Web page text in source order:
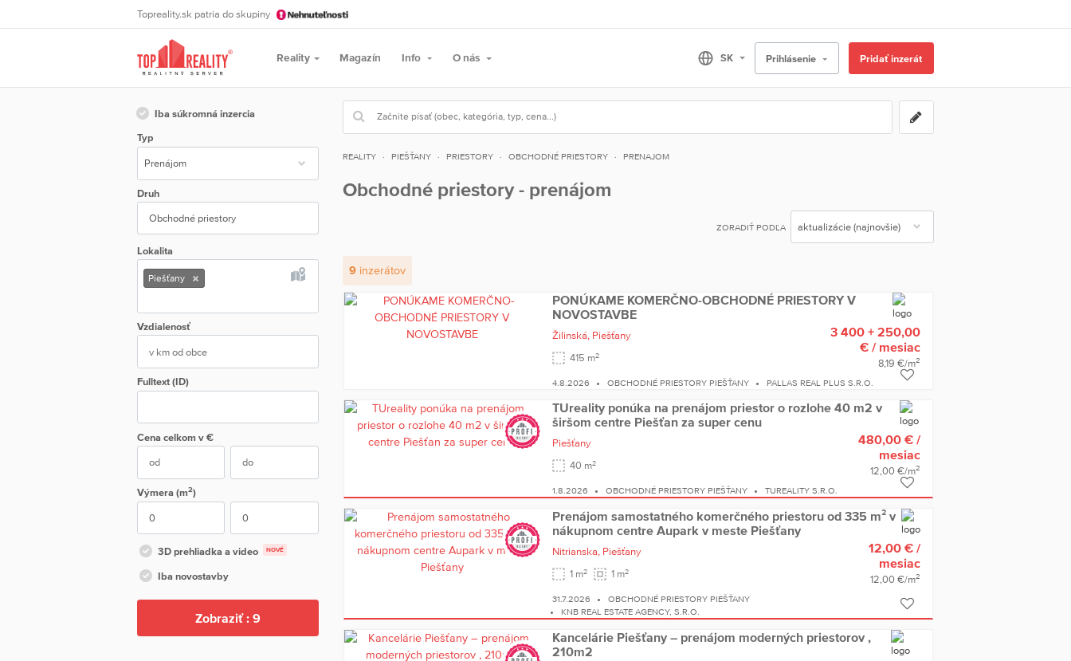
Topreality.sk patria do skupiny
Reality Magazín Info O nás Prihlásenie Pridať inzerát
Iba súkromná inzercia
Typ
Druh
Obchodné priestory
Lokalita
Piešťany
Vzdialenosť
Fulltext (ID)
Cena celkom v €
Výmera (m2)
3D prehliadka a video NOVÉ
Iba novostavby
Zobraziť : 9
REALITY PIEŠŤANY PRIESTORY OBCHODNÉ PRIESTORY PRENAJOM
Obchodné priestory - prenájom
ZORADIŤ PODĽA
9inzerátov
PONÚKAME KOMERČNO-OBCHODNÉ PRIESTORY V
NOVOSTAVBE
Žilinská, Piešťany
415 m2
3 400 + 250,00
€/ mesiac
8,19 €/m2
4.8.2026 OBCHODNÉ PRIESTORY PIEŠŤANY PALLAS REAL PLUS S.R.O.
TUreality ponúka na prenájom priestor o rozlohe 40 m2 v
širšom centre Piešťan za super cenu
Piešťany
40 m2
480,00 €/
mesiac
12,00 €/m2
1.8.2026 OBCHODNÉ PRIESTORY PIEŠŤANY TUREALITY S.R.O.
Prenájom samostatného komerčného priestoru od 335 m² v
nákupnom centre Aupark v meste Piešťany
Nitrianska, Piešťany
1 m2 1 m2
12,00 €/
mesiac
12,00 €/m2
31.7.2026
OBCHODNÉ PRIESTORY PIEŠŤANY
KNB REAL ESTATE AGENCY, S.R.O.
Kancelárie Piešťany – prenájom moderných priestorov ,
210m2